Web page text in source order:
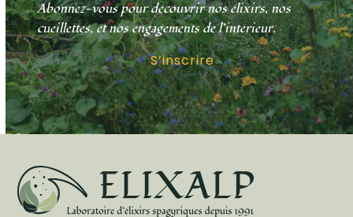
Abonnez-vous pour découvrir nos élixirs, nos
cueillettes, et nos engagements de l’intérieur.
S’inscrire